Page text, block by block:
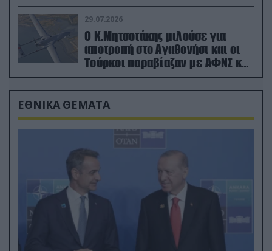
29.07.2026
Ο Κ.Μητσοτάκης μιλούσε για
αποτροπή στο Αγαθονήσι και οι
Τούρκοι παραβίαζαν με ΑΦΝΣ και
drone
ΕΘΝΙΚΑ ΘΕΜΑΤΑ